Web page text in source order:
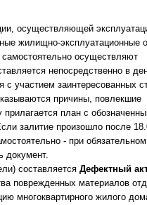
осуществляющей
жилищно-эксплуатационные
самостоятельно осуществляют
непосредственно в
с участием заинтересованных
причины, повлекшие
план с
залитие произошло после
- при обязательном
документ.
составляется Дефектный
поврежденных материалов
многоквартирного жилого